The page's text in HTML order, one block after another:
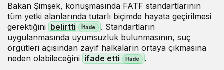
Bakan Şimşek, konuşmasında FATF standartlarının
tüm yetki alanlarında tutarlı biçimde hayata geçirilmesi
gerektiğini belirtti
. Standartların
uygulanmasında uyumsuzluk bulunmasının, suç
örgütleri açısından zayıf halkaların ortaya çıkmasına
neden olabileceğini ifade etti
.